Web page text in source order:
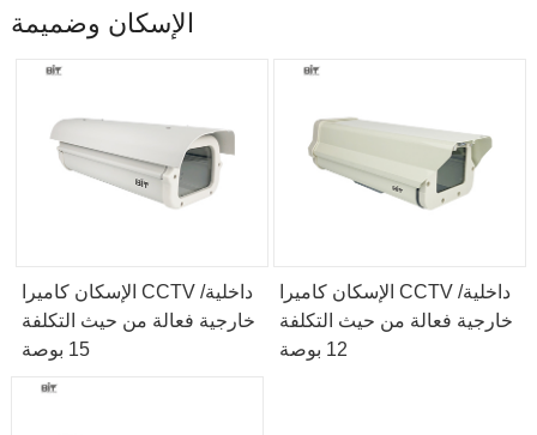
الإسكان وضميمة
الإسكان كاميرا CCTV داخلية/
خارجية فعالة من حيث التكلفة
15 بوصة
الإسكان كاميرا CCTV داخلية/
خارجية فعالة من حيث التكلفة
12 بوصة